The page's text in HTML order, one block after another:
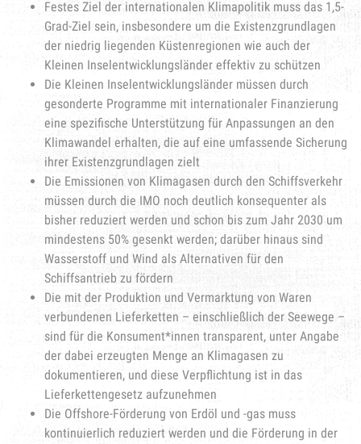
Festes Ziel der internationalen Klimapolitik muss das 1,5-
Grad-Ziel sein, insbesondere um die Existenzgrundlagen
der niedrig liegenden Küstenregionen wie auch der
Kleinen Inselentwicklungsländer effektiv zu schützen
Die Kleinen Inselentwicklungsländer müssen durch
gesonderte Programme mit internationaler Finanzierung
eine spezifische Unterstützung für Anpassungen an den
Klimawandel erhalten, die auf eine umfassende Sicherung
ihrer Existenzgrundlagen zielt
Die Emissionen von Klimagasen durch den Schiffsverkehr
müssen durch die IMO noch deutlich konsequenter als
bisher reduziert werden und schon bis zum Jahr 2030 um
mindestens 50% gesenkt werden; darüber hinaus sind
Wasserstoff und Wind als Alternativen für den
Schiffsantrieb zu fördern
Die mit der Produktion und Vermarktung von Waren
verbundenen Lieferketten – einschließlich der Seewege –
sind für die Konsument*innen transparent, unter Angabe
der dabei erzeugten Menge an Klimagasen zu
dokumentieren, und diese Verpflichtung ist in das
Lieferkettengesetz aufzunehmen
Die Offshore-Förderung von Erdöl und -gas muss
kontinuierlich reduziert werden und die Förderung in der